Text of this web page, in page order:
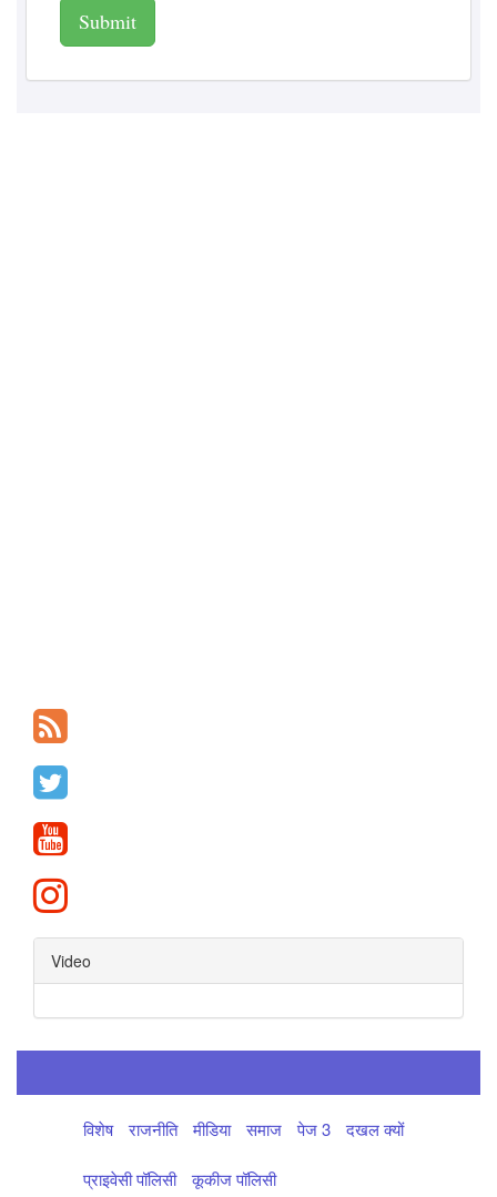
Submit
Video
विशेष राजनीति मीडिया समाज पेज 3 दखल क्यों
प्राइवेसी पॉलिसी कूकीज पॉलिसी